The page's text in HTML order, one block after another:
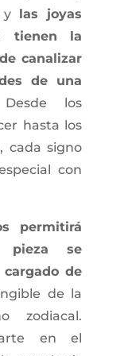
y las joyas
tienen la
canalizar
de una
los
hasta los
cada signo
con
permitirá
pieza se
de
de la
zodiacal.
en el